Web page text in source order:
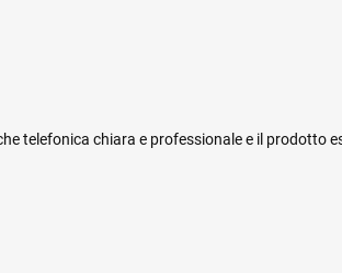
telefonica chiara e professionale e il prodotto